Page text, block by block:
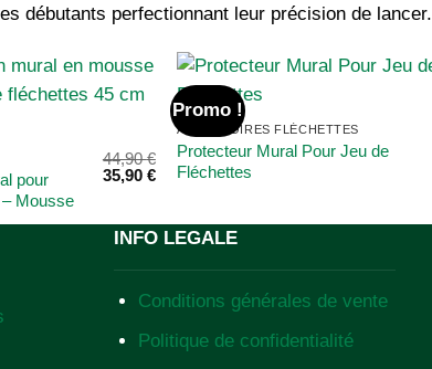
débutants perfectionnant leur précision de lancer.
pour
Mousse
44,90€
35,90 €
Promo !
ACCESSOIRES FLÉCHETTES
Protecteur Mural Pour Jeu de
Fléchettes
INFO LEGALE
Conditions générales de vente
Politique de confidentialité